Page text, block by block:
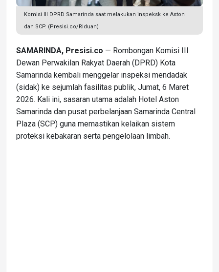
Komisi III DPRD Samarinda saat melakukan inspeksk ke Aston
dan SCP. (Presisi.co/Riduan)
SAMARINDA, Presisi.co — Rombongan Komisi III
Dewan Perwakilan Rakyat Daerah (DPRD) Kota
Samarinda kembali menggelar inspeksi mendadak
(sidak) ke sejumlah fasilitas publik, Jumat, 6 Maret
2026. Kali ini, sasaran utama adalah Hotel Aston
Samarinda dan pusat perbelanjaan Samarinda Central
Plaza (SCP) guna memastikan kelaikan sistem
proteksi kebakaran serta pengelolaan limbah.